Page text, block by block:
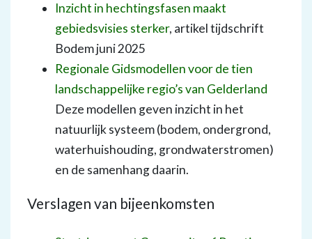
Inzicht in hechtingsfasen maakt
gebiedsvisies sterker, artikel tijdschrift
Bodem juni 2025
Regionale Gidsmodellen voor de tien
landschappelijke regio’s van Gelderland
Deze modellen geven inzicht in het
natuurlijk systeem (bodem, ondergrond,
waterhuishouding, grondwaterstromen)
en de samenhang daarin.
Verslagen van bijeenkomsten